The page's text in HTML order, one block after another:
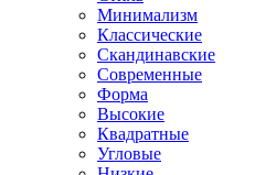
Минимализм
Классические
Скандинавские
Современные
Форма
Высокие
Квадратные
Угловые